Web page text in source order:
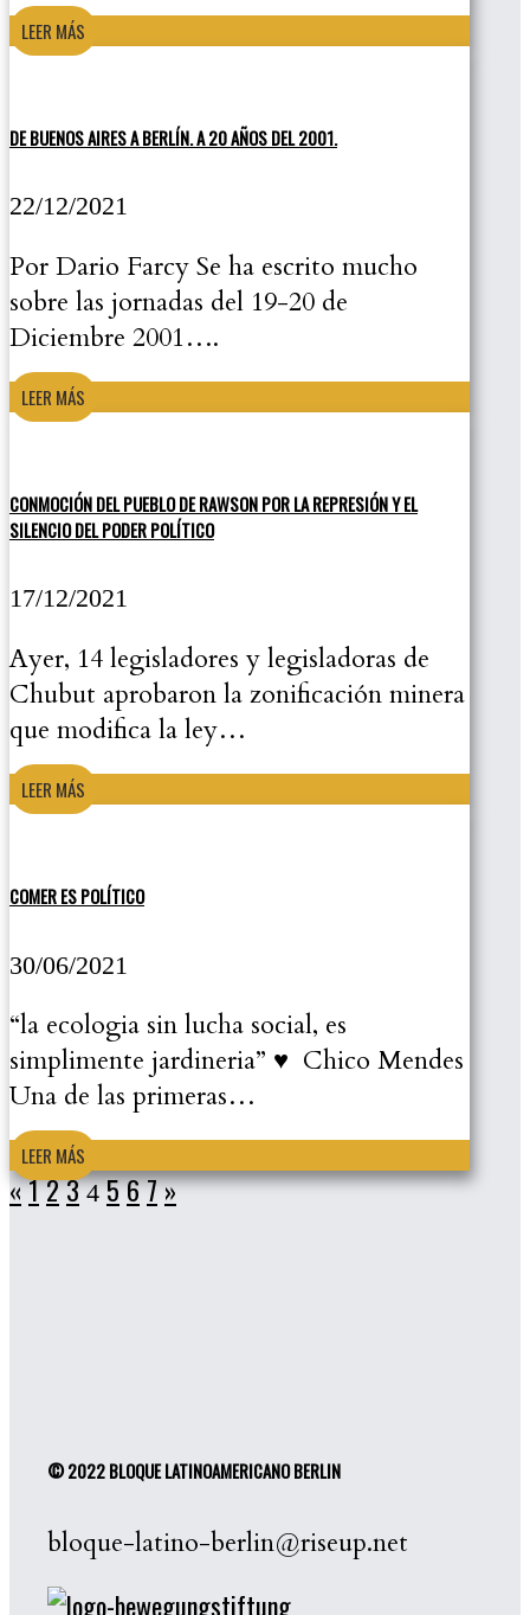
LEER MÁS
DE BUENOS AIRES A BERLÍN. A 20 AÑOS DEL 2001.
22/12/2021
Por Dario Farcy Se ha escrito mucho
sobre las jornadas del 19-20 de
Diciembre 2001….
LEER MÁS
CONMOCIÓN DEL PUEBLO DE RAWSON POR LA REPRESIÓN Y EL
SILENCIO DEL PODER POLÍTICO
17/12/2021
Ayer, 14 legisladores y legisladoras de
Chubut aprobaron la zonificación minera
que modifica la ley…
LEER MÁS
COMER ES POLÍTICO
30/06/2021
“la ecologia sin lucha social, es
simplimente jardineria” ♥ Chico Mendes
Una de las primeras…
LEER MÁS
«123 4 567»
© 2022 BLOQUE LATINOAMERICANO BERLIN
bloque-latino-berlin@riseup.net